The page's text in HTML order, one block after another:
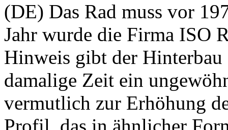
(DE) Das Rad muss vor
Jahr wurde die Firma ISO
Hinweis gibt der
damalige Zeit ein
vermutlich zur Erhöhung